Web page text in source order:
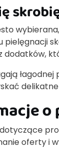
dodatków,
łagodnej
o
oferty i